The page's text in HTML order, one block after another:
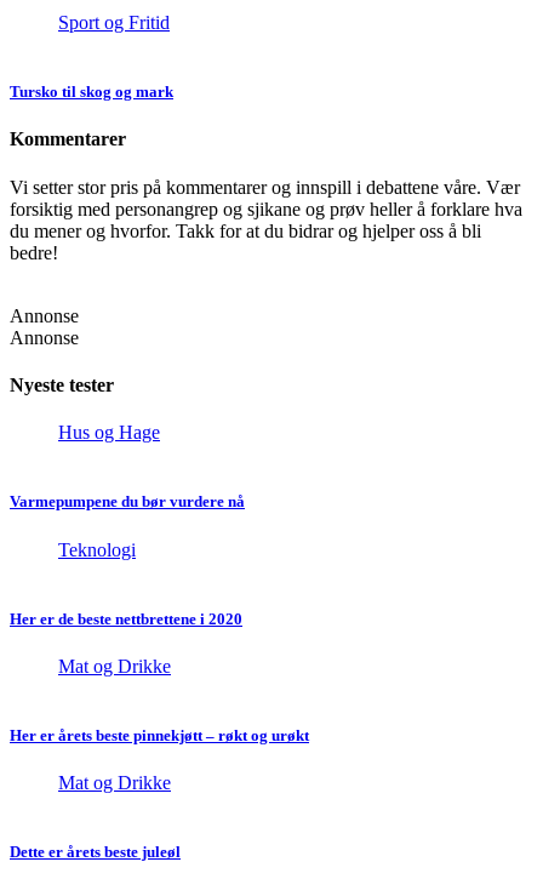
Sport og Fritid
Tursko til skog og mark
Kommentarer
Vi setter stor pris på kommentarer og innspill i debattene våre. Vær
forsiktig med personangrep og sjikane og prøv heller å forklare hva
du mener og hvorfor. Takk for at du bidrar og hjelper oss å bli
bedre!
Annonse
Annonse
Nyeste tester
Hus og Hage
Varmepumpene du bør vurdere nå
Teknologi
Her er de beste nettbrettene i 2020
Mat og Drikke
Her er årets beste pinnekjøtt – røkt og urøkt
Mat og Drikke
Dette er årets beste juleøl